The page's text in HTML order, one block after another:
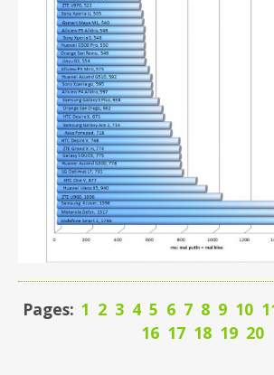
Pages: 1 2 3 4 5 6 7 8 9 10
16 17 18 19 20